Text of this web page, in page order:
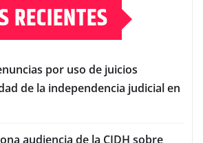
RECIENTES
por uso de juicios
de la independencia judicial en
audiencia de la CIDH sobre